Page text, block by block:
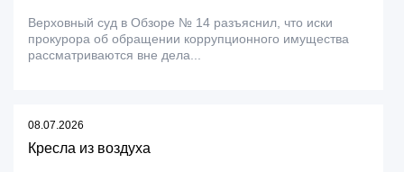
Верховный суд в Обзоре № 14 разъяснил, что иски
прокурора об обращении коррупционного имущества
рассматриваются вне дела...
08.07.2026
Кресла из воздуха